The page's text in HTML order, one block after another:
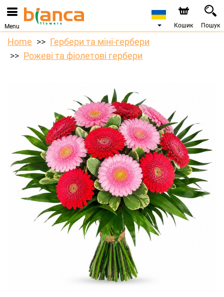
Ми приймаємо замовлення через наш інтернет-
магазин. Найближча можлива дата доставки —
07.08.2026 у зв’язку з відпусткою.
Menu Кошик Пошук
Home
Гербери та міні-гербери
Рожеві та фіолетові гербери